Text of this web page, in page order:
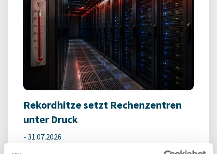
Rekordhitze setzt Rechenzentren
unter Druck
- 31.07.2026